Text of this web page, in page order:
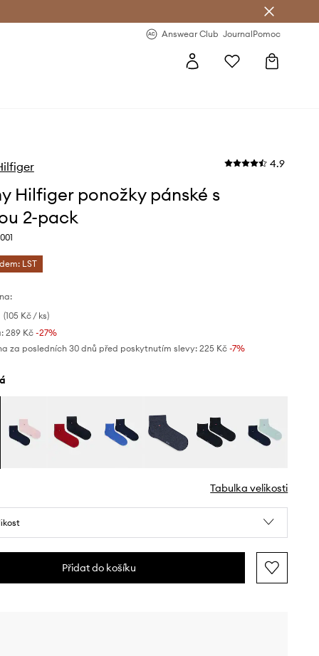
Answear Club JournalPomoc
4.9
Hilfiger ponožky pánské s
2-pack
LST
(105 Kč / ks)
289 Kč-27%
za posledních 30 dnů před poskytnutím slevy: 225 Kč -7%
Tabulka velikosti
Přidat do košíku